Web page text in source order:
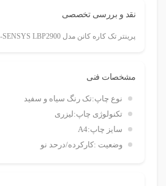
نقد و بررسی تخصصی
پرینتر تک کاره کانن مدل Canon i-SENSYS LBP2900
مشخصات فنی
نوع چاپ:تک رنگ سیاه و سفید
تکنولوژی چاپ:لیزری
سایز چاپ:A4
وضعیت :کارکرده/درحد نو